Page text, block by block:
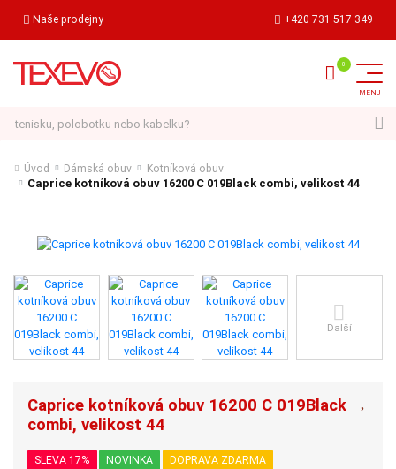
Naše prodejny +420 731 517 349
Úvod Dámská obuv Kotníková obuv
Caprice kotníková obuv 16200 C 019Black combi, velikost 44
Další
Caprice kotníková obuv 16200 C 019Black
combi, velikost 44
SLEVA 17% NOVINKA DOPRAVA ZDARMA